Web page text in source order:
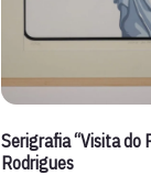
Serigrafia “Visita do
Rodrigues